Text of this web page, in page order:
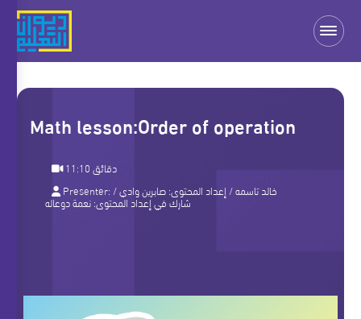
Math lesson:Order of operation
11:10 دقائق
Presenter:
خالد تاسمه/ إعداد المحتوى:صابرين وادي/
شارك في إعداد المحتوى:نعمة دوعاله